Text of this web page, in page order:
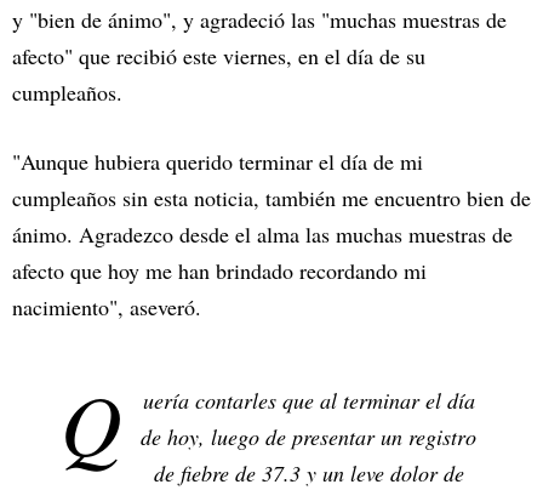
y "bien de ánimo", y agradeció las "muchas muestras de
afecto" que recibió este viernes, en el día de su
cumpleaños.
"Aunque hubiera querido terminar el día de mi
cumpleaños sin esta noticia, también me encuentro bien de
ánimo. Agradezco desde el alma las muchas muestras de
afecto que hoy me han brindado recordando mi
nacimiento", aseveró.
Q
uería contarles que al terminar el día
de hoy, luego de presentar un registro
de fiebre de 37.3 y un leve dolor de